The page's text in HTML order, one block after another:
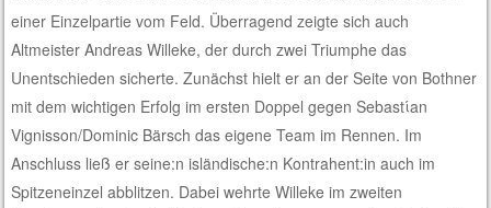
einer Einzelpartie vom Feld. Überragend zeigte sich auch
Altmeister Andreas Willeke, der durch zwei Triumphe das
Unentschieden sicherte. Zunächst hielt er an der Seite von Bothner
mit dem wichtigen Erfolg im ersten Doppel gegen Sebastίan
Vignisson/Dominic Bärsch das eigene Team im Rennen. Im
Anschluss ließ er seine:n isländische:n Kontrahent:in auch im
Spitzeneinzel abblitzen. Dabei wehrte Willeke im zweiten